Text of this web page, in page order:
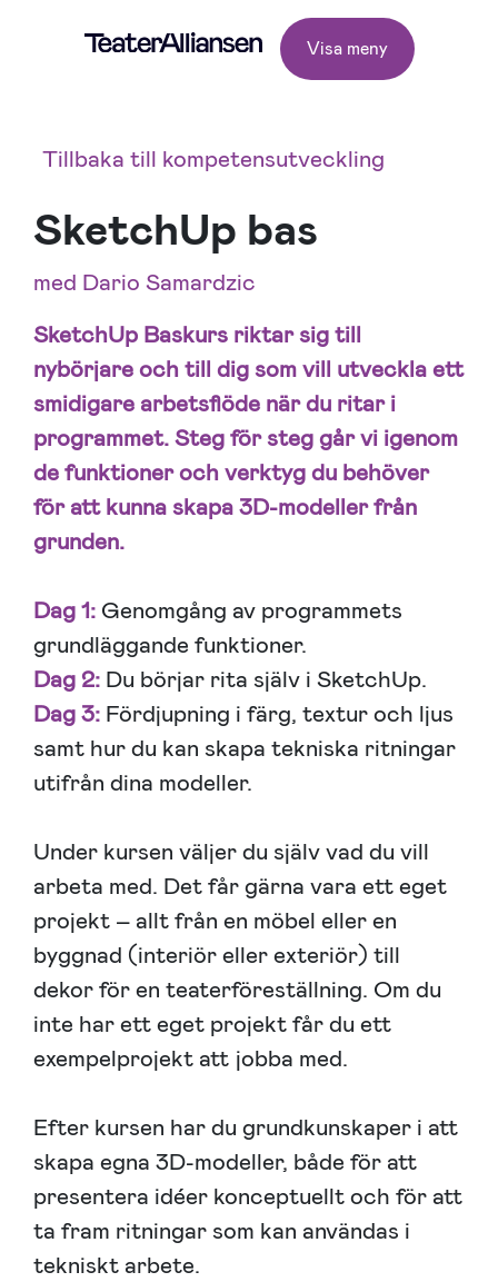
Visa meny
Tillbaka till kompetensutveckling
SketchUp bas
med Dario Samardzic
SketchUp Baskurs riktar sig till
nybörjare och till dig som vill utveckla ett
smidigare arbetsflöde när du ritar i
programmet. Steg för steg går vi igenom
de funktioner och verktyg du behöver
för att kunna skapa 3D-modeller från
grunden.
Dag 1: Genomgång av programmets
grundläggande funktioner.
Dag 2: Du börjar rita själv i SketchUp.
Dag 3: Fördjupning i färg, textur och ljus
samt hur du kan skapa tekniska ritningar
utifrån dina modeller.
Under kursen väljer du själv vad du vill
arbeta med. Det får gärna vara ett eget
projekt – allt från en möbel eller en
byggnad (interiör eller exteriör) till
dekor för en teaterföreställning. Om du
inte har ett eget projekt får du ett
exempelprojekt att jobba med.
Efter kursen har du grundkunskaper i att
skapa egna 3D-modeller, både för att
presentera idéer konceptuellt och för att
ta fram ritningar som kan användas i
tekniskt arbete.